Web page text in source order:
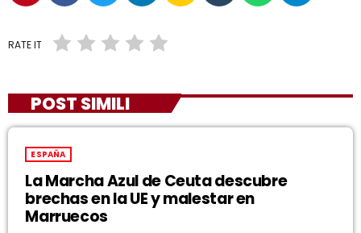
RATE IT
POST SIMILI
ESPAÑA
La Marcha Azul de Ceuta descubre
brechas en la UE y malestar en
Marruecos